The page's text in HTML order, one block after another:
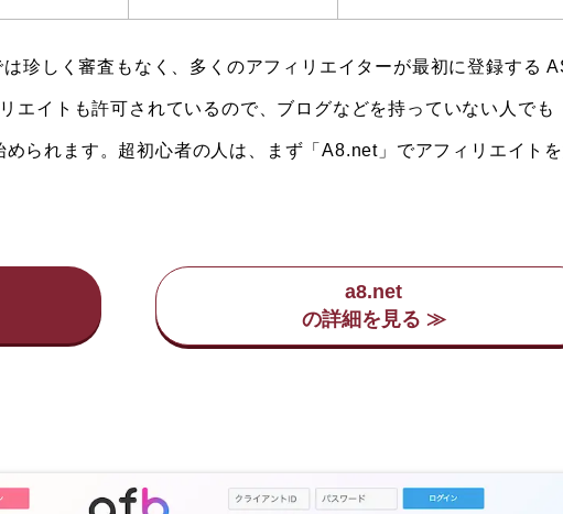
は珍しく審査もなく、多くのアフィリエイターが最初に登録する
エイトも許可されているので、ブログなどを持っていない人でも
められます。超初心者の人は、まず「A8.net」でアフィリエイト
a8.net